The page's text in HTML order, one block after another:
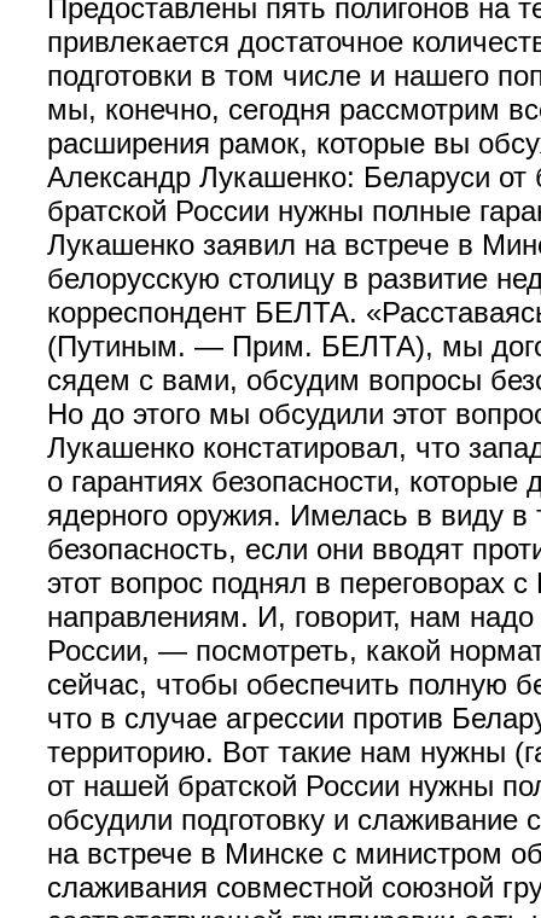
Предоставлены пять полигонов на
привлекается достаточное
подготовки в том числе и нашего
мы, конечно, сегодня рассмотрим
расширения рамок, которые вы
Александр Лукашенко: Беларуси от
братской России нужны полные
Лукашенко заявил на встрече в
белорусскую столицу в развитие
корреспондент БЕЛТА.
(Путиным. — Прим. БЕЛТА), мы
сядем с вами, обсудим вопросы
Но до этого мы обсудили этот
Лукашенко констатировал, что
о гарантиях безопасности,
ядерного оружия. Имелась в виду в
безопасность, если они вводят
этот вопрос поднял в
направлениям. И, говорит, нам
России, — посмотреть, какой
сейчас, чтобы обеспечить полную
что в случае агрессии против
территорию. Вот такие нам нужны
от нашей братской России нужны
обсудили подготовку и
на встрече в Минске с министром
слаживания совместной союзной